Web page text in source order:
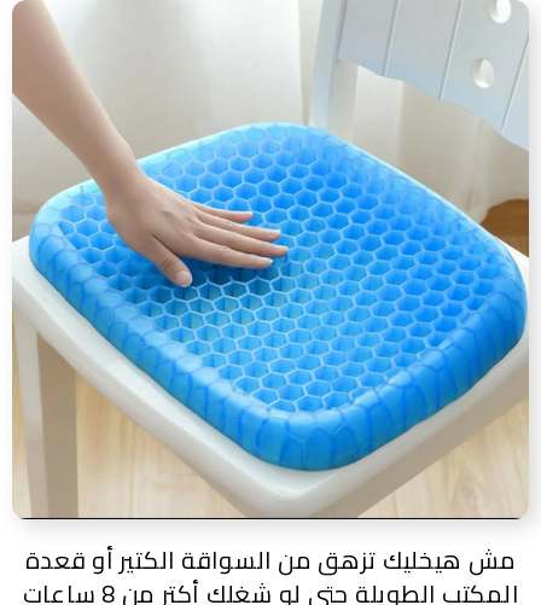
مش هيخليك تزهق من السواقة الكتير أو قعدة
المكتب الطويلة حتى لو شغلك أكتر من 8 ساعات